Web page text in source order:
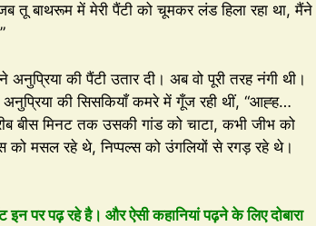
तू बाथरूम में मेरी पैंटी को चूमकर लंड हिला रहा था, मैंने
की पैंटी उतार दी। अब वो पूरी तरह नंगी थी।
की सिसकियाँ कमरे में गूँज रही थीं, “आह्ह…
बीस मिनट तक उसकी गांड को चाटा, कभी जीभ को
मसल रहे थे, निप्पल्स को उंगलियों से रगड़ रहे थे।
इन पर पढ़ रहे है। और ऐसी कहानियां पढ़ने के लिए दोबारा